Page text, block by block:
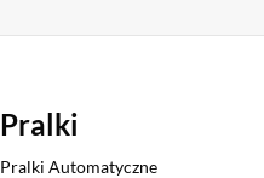
Pralki
Pralki Automatyczne